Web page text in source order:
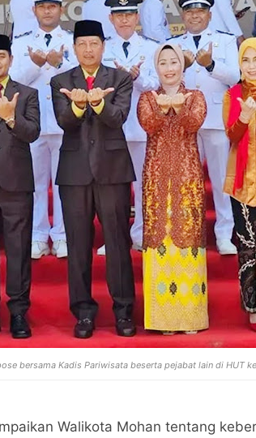
bersama Kadis Pariwisata beserta pejabat lain di HUT
Walikota Mohan tentang